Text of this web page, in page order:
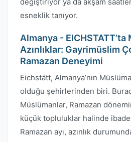
esneklik tanıyor.
Almanya - EICHSTATT’ta
Azınlıklar: Gayrimüslim
Ramazan Deneyimi
Eichstätt, Almanya’nın
olduğu şehirlerinden biri.
Müslümanlar, Ramazan
küçük topluluklar halinde
Ramazan ayı, azınlık